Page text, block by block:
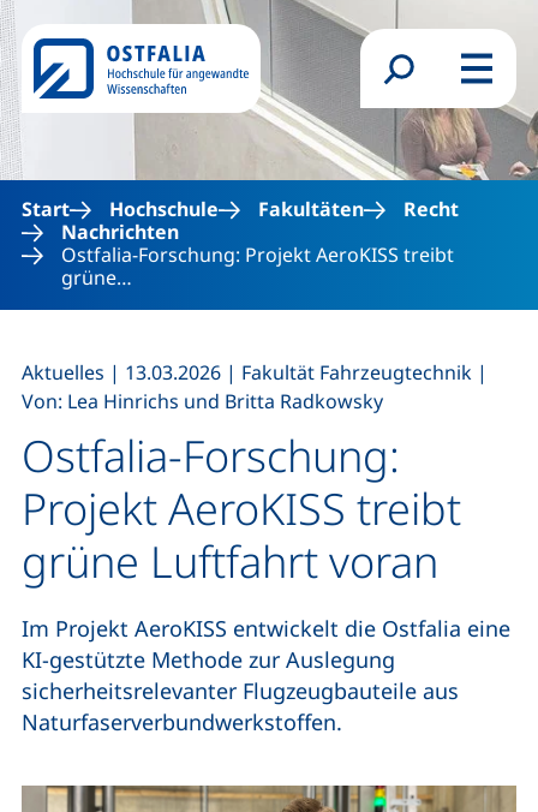
Direkt zum Inhalt
Suchformular
Menü
Start Hochschule Fakultäten
Recht
Nachrichten
Ostfalia-Forschung: Projekt AeroKISS treibt
grüne…
Ostfalia-Forschung:
Projekt AeroKISS treibt
grüne Luftfahrt voran
Aktuelles | 13.03.2026 | Fakultät Fahrzeugtechnik |
Von: Lea Hinrichs und Britta Radkowsky
Im Projekt AeroKISS entwickelt die Ostfalia eine
KI-gestützte Methode zur Auslegung
sicherheitsrelevanter Flugzeugbauteile aus
Naturfaserverbundwerkstoffen.